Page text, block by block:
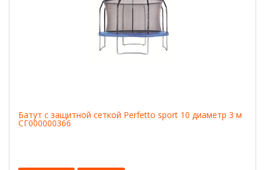
Батут с защитной сеткой Perfetto sport 10 диаметр 3 м
СГ000000366